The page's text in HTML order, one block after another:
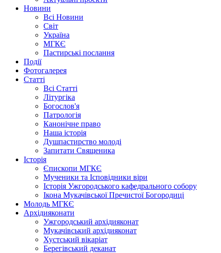
Новини
Всі Новини
Світ
Україна
МГКЄ
Пастирські послання
Події
Фотогалерея
Статті
Всі Статті
Літургіка
Богослов'я
Патрологія
Канонічне право
Наша історія
Душпастирство молоді
Запитати Священика
Історія
Єпископи МГКЄ
Мученики та Ісповідники віри
Історія Ужгородського кафедрального собору
Ікона Мукачівської Пречистої Богородиці
Молодь МГКЄ
Архідияконати
Ужгородський архідияконат
Мукачівський архідияконат
Хустський вікаріат
Берегівський деканат